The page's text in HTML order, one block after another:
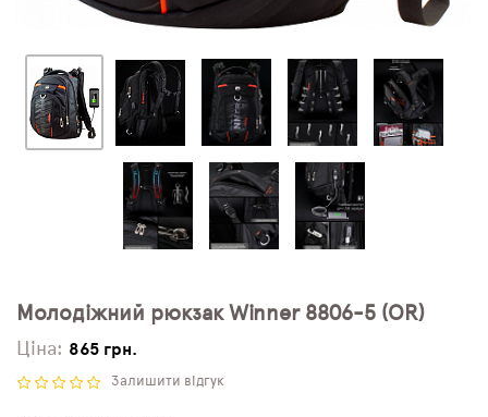
Молодіжний рюкзак Winner 8806-5 (OR)
Ціна: 865 грн.
Залишити відгук